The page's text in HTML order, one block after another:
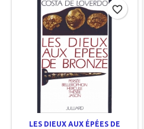
LES DIEUX AUX ÉPÉES DE
favorite_border